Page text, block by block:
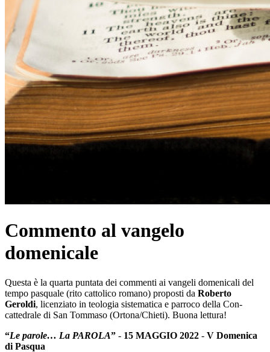
Commento al vangelo
domenicale
Questa è la quarta puntata dei commenti ai vangeli domenicali del
tempo pasquale (rito cattolico romano) proposti da Roberto
Geroldi, licenziato in teologia sistematica e parroco della Con-
cattedrale di San Tommaso (Ortona/Chieti). Buona lettura!
“Le parole… La PAROLA” - 15 MAGGIO 2022 - V Domenica
di Pasqua